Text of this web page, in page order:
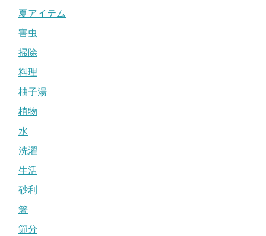
夏アイテム
害虫
掃除
料理
柚子湯
植物
水
洗濯
生活
砂利
箸
節分